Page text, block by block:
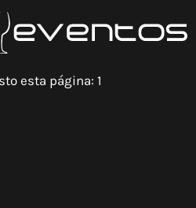
esta página: 1